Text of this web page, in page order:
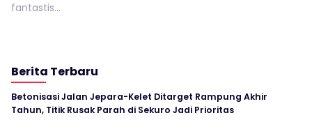
fantastis...
Berita Terbaru
Betonisasi Jalan Jepara-Kelet Ditarget Rampung Akhir
Tahun, Titik Rusak Parah di Sekuro Jadi Prioritas